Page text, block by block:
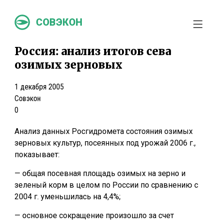
СОВЭКОН
Россия: анализ итогов сева
озимых зерновых
1 декабря 2005
Совэкон
0
Анализ данных Росгидромета состояния озимых
зерновых культур, посеянных под урожай 2006 г.,
показывает:
— общая посевная площадь озимых на зерно и
зеленый корм в целом по России по сравнению с
2004 г. уменьшилась на 4,4%;
— основное сокращение произошло за счет